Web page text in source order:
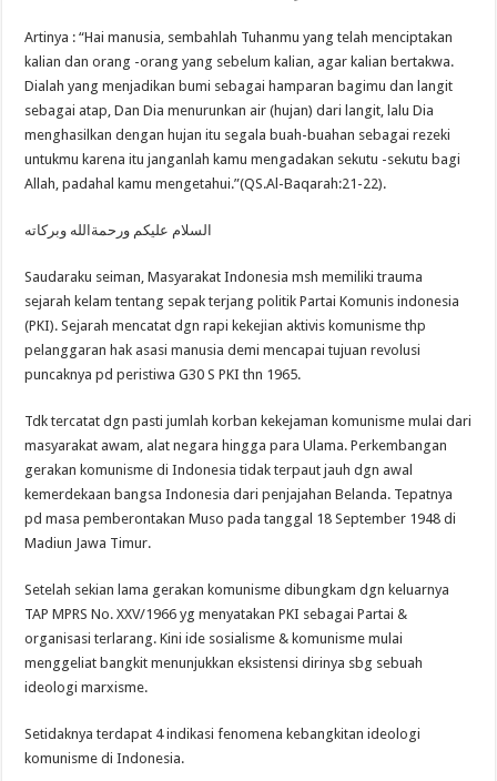
Artinya : “Hai manusia, sembahlah Tuhanmu yang telah menciptakan
kalian dan orang -orang yang sebelum kalian, agar kalian bertakwa.
Dialah yang menjadikan bumi sebagai hamparan bagimu dan langit
sebagai atap, Dan Dia menurunkan air (hujan) dari langit, lalu Dia
menghasilkan dengan hujan itu segala buah-buahan sebagai rezeki
untukmu karena itu janganlah kamu mengadakan sekutu -sekutu bagi
Allah, padahal kamu mengetahui.”(QS.Al-Baqarah:21-22).
السلام عليكم ورحمةالله وبركاته
Saudaraku seiman, Masyarakat Indonesia msh memiliki trauma
sejarah kelam tentang sepak terjang politik Partai Komunis indonesia
(PKI). Sejarah mencatat dgn rapi kekejian aktivis komunisme thp
pelanggaran hak asasi manusia demi mencapai tujuan revolusi
puncaknya pd peristiwa G30 S PKI thn 1965.
Tdk tercatat dgn pasti jumlah korban kekejaman komunisme mulai dari
masyarakat awam, alat negara hingga para Ulama. Perkembangan
gerakan komunisme di Indonesia tidak terpaut jauh dgn awal
kemerdekaan bangsa Indonesia dari penjajahan Belanda. Tepatnya
pd masa pemberontakan Muso pada tanggal 18 September 1948 di
Madiun Jawa Timur.
Setelah sekian lama gerakan komunisme dibungkam dgn keluarnya
TAP MPRS No. XXV/1966 yg menyatakan PKI sebagai Partai &
organisasi terlarang. Kini ide sosialisme & komunisme mulai
menggeliat bangkit menunjukkan eksistensi dirinya sbg sebuah
ideologi marxisme.
Setidaknya terdapat 4 indikasi fenomena kebangkitan ideologi
komunisme di Indonesia.